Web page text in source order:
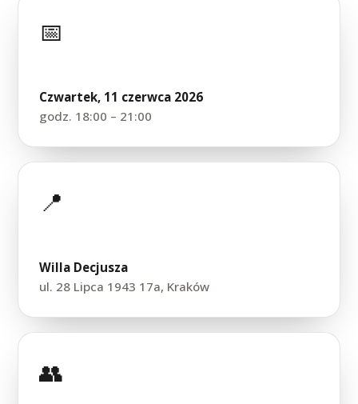
📅
Czwartek, 11 czerwca 2026
godz. 18:00 – 21:00
📍
Willa Decjusza
ul. 28 Lipca 1943 17a, Kraków
👥